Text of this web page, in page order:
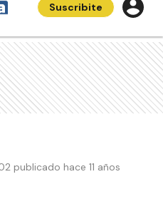
Suscribite
publicado hace 11 años